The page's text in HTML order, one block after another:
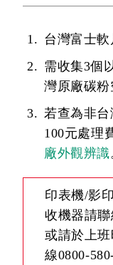
台灣富士軟
需收集3個
灣原廠碳粉
若查為非
100元處理
廠外觀辨識
印表機/影
收機器請聯
或請於上
線0800-